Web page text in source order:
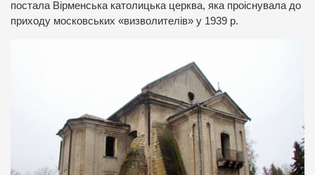
постала Вірменська католицька церква, яка проіснувала до
приходу московських «визволителів» у 1939 р.